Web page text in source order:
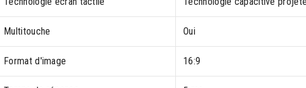
Multitouche Oui
Format d'image 16:9